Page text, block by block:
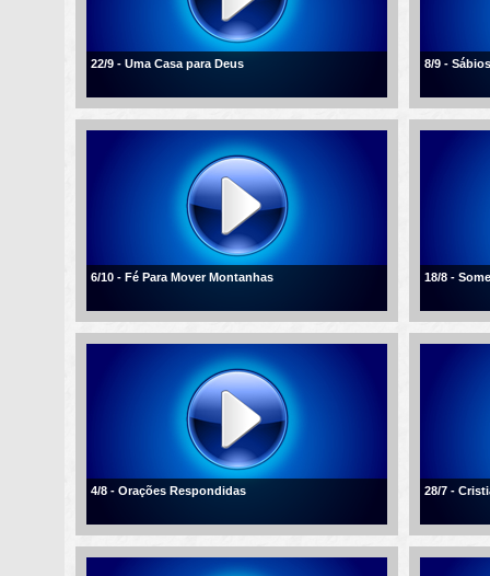
22/9 - Uma Casa para Deus 8/9 -
6/10 - Fé Para Mover Montanhas 18/8 -
4/8 - Orações Respondidas 28/7 -